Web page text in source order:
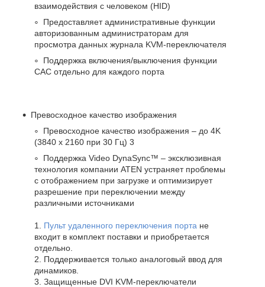
взаимодействия с человеком (HID)
Предоставляет административные функции
авторизованным администраторам для
просмотра данных журнала KVM-переключателя
Поддержка включения/выключения функции
CAC отдельно для каждого порта
Превосходное качество изображения
Превосходное качество изображения – до 4K
(3840 x 2160 при 30 Гц) 3
Поддержка Video DynaSync™ – эксклюзивная
технология компании ATEN устраняет проблемы
с отображением при загрузке и оптимизирует
разрешение при переключении между
различными источниками
1. Пульт удаленного переключения порта не
входит в комплект поставки и приобретается
отдельно.
2. Поддерживается только аналоговый ввод для
динамиков.
3. Защищенные DVI KVM-переключатели